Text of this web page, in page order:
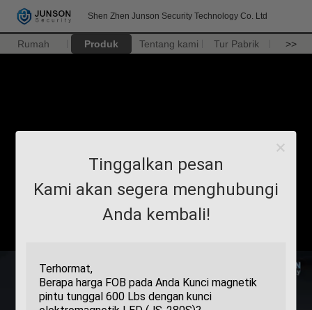
Shen Zhen Junson Security Technology Co. Ltd
Rumah Produk Tentang kami Tur Pabrik >>
Tinggalkan pesan
Kami akan segera menghubungi
Anda kembali!